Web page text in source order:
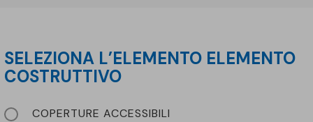
SELEZIONA L’ELEMENTO ELEMENTO
COSTRUTTIVO
COPERTURE ACCESSIBILI